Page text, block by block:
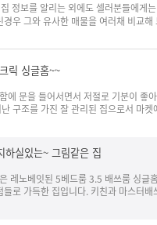
정보를 알리는 외에도 셀러분들에게
우 그와 유사한 매물을 여러채 비교
릭 싱글홈~~
문을 들어서면서 저절로 기분이 좋
구조를 가진 잘 관리된 집으로서 마켓
하실있는~ 그림같은 집
레노베잇된 5베드룸 3.5 배쓰룸 싱글
로 가득한 집입니다. 키친과 마스터배